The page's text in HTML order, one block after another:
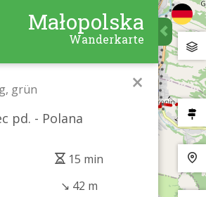
Małopolska
Wanderkarte
×
grün
pd. - Polana
15 min
↘ 42 m